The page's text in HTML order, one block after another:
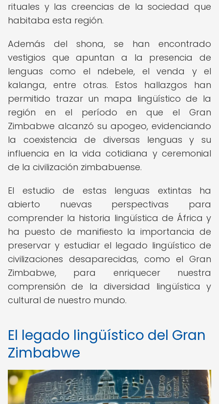
rituales y las creencias de la sociedad que
habitaba esta región.
Además del shona, se han encontrado
vestigios que apuntan a la presencia de
lenguas como el ndebele, el venda y el
kalanga, entre otras. Estos hallazgos han
permitido trazar un mapa lingüístico de la
región en el período en que el Gran
Zimbabwe alcanzó su apogeo, evidenciando
la coexistencia de diversas lenguas y su
influencia en la vida cotidiana y ceremonial
de la civilización zimbabuense.
El estudio de estas lenguas extintas ha
abierto nuevas perspectivas para
comprender la historia lingüística de África y
ha puesto de manifiesto la importancia de
preservar y estudiar el legado lingüístico de
civilizaciones desaparecidas, como el Gran
Zimbabwe, para enriquecer nuestra
comprensión de la diversidad lingüística y
cultural de nuestro mundo.
El legado lingüístico del Gran
Zimbabwe